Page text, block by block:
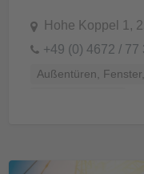
Hohe Koppel 1,
+49 (0) 4672 / 77
Außentüren,